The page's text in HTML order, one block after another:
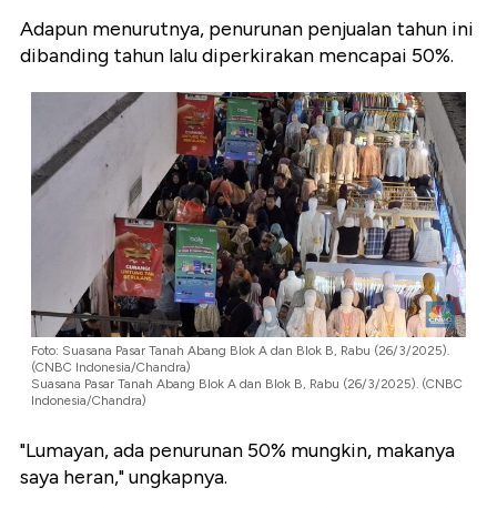
Adapun menurutnya, penurunan penjualan tahun ini
dibanding tahun lalu diperkirakan mencapai 50%.
Foto: Suasana Pasar Tanah Abang Blok A dan Blok B, Rabu (26/3/2025).
(CNBC Indonesia/Chandra)
Suasana Pasar Tanah Abang Blok A dan Blok B, Rabu (26/3/2025). (CNBC
Indonesia/Chandra)
"Lumayan, ada penurunan 50% mungkin, makanya
saya heran," ungkapnya.